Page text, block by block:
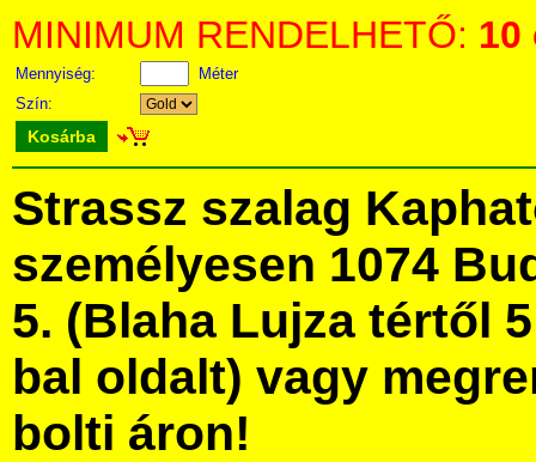
MINIMUM RENDELHETŐ: 10
Mennyiség:
Méter
Szín:
Kosárba
Strassz szalag
személyesen 1074
5. (Blaha Lujza tértől
bal oldalt) vagy
bolti áron!